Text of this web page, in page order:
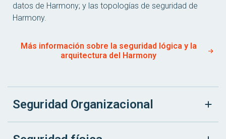
datos de Harmony; y las topologías de seguridad de
Harmony.
Más información sobre la seguridad lógica y la
arquitectura del Harmony
Seguridad Organizacional